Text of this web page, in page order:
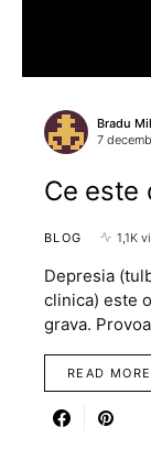
Bradu
7
Ce este
BLOG 1,1K
Depresia
clinica) este
grava.
READ MORE